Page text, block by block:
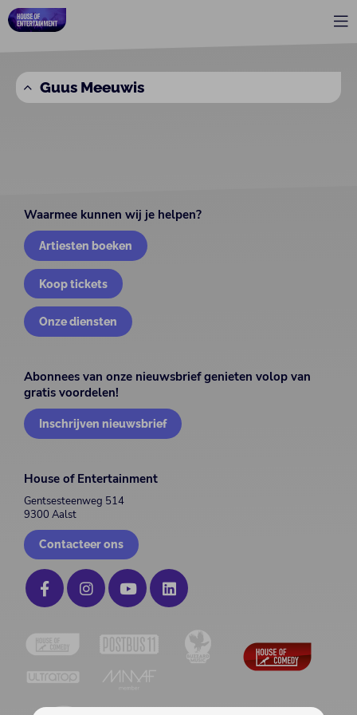
Guus Meeuwis
Waarmee kunnen wij je helpen?
Artiesten boeken
Koop tickets
Onze diensten
Abonnees van onze nieuwsbrief genieten volop van
gratis voordelen!
Inschrijven nieuwsbrief
House of Entertainment
Gentsesteenweg 514
9300 Aalst
Contacteer ons